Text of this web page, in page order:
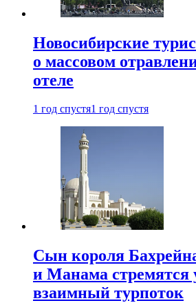
Новосибирские
о массовом
отеле
1 год спустя1 год спустя
Сын короля
и Манама стремятся
взаимный турпоток